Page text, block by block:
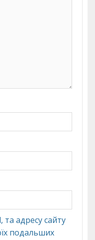
та адресу сайту
подальших